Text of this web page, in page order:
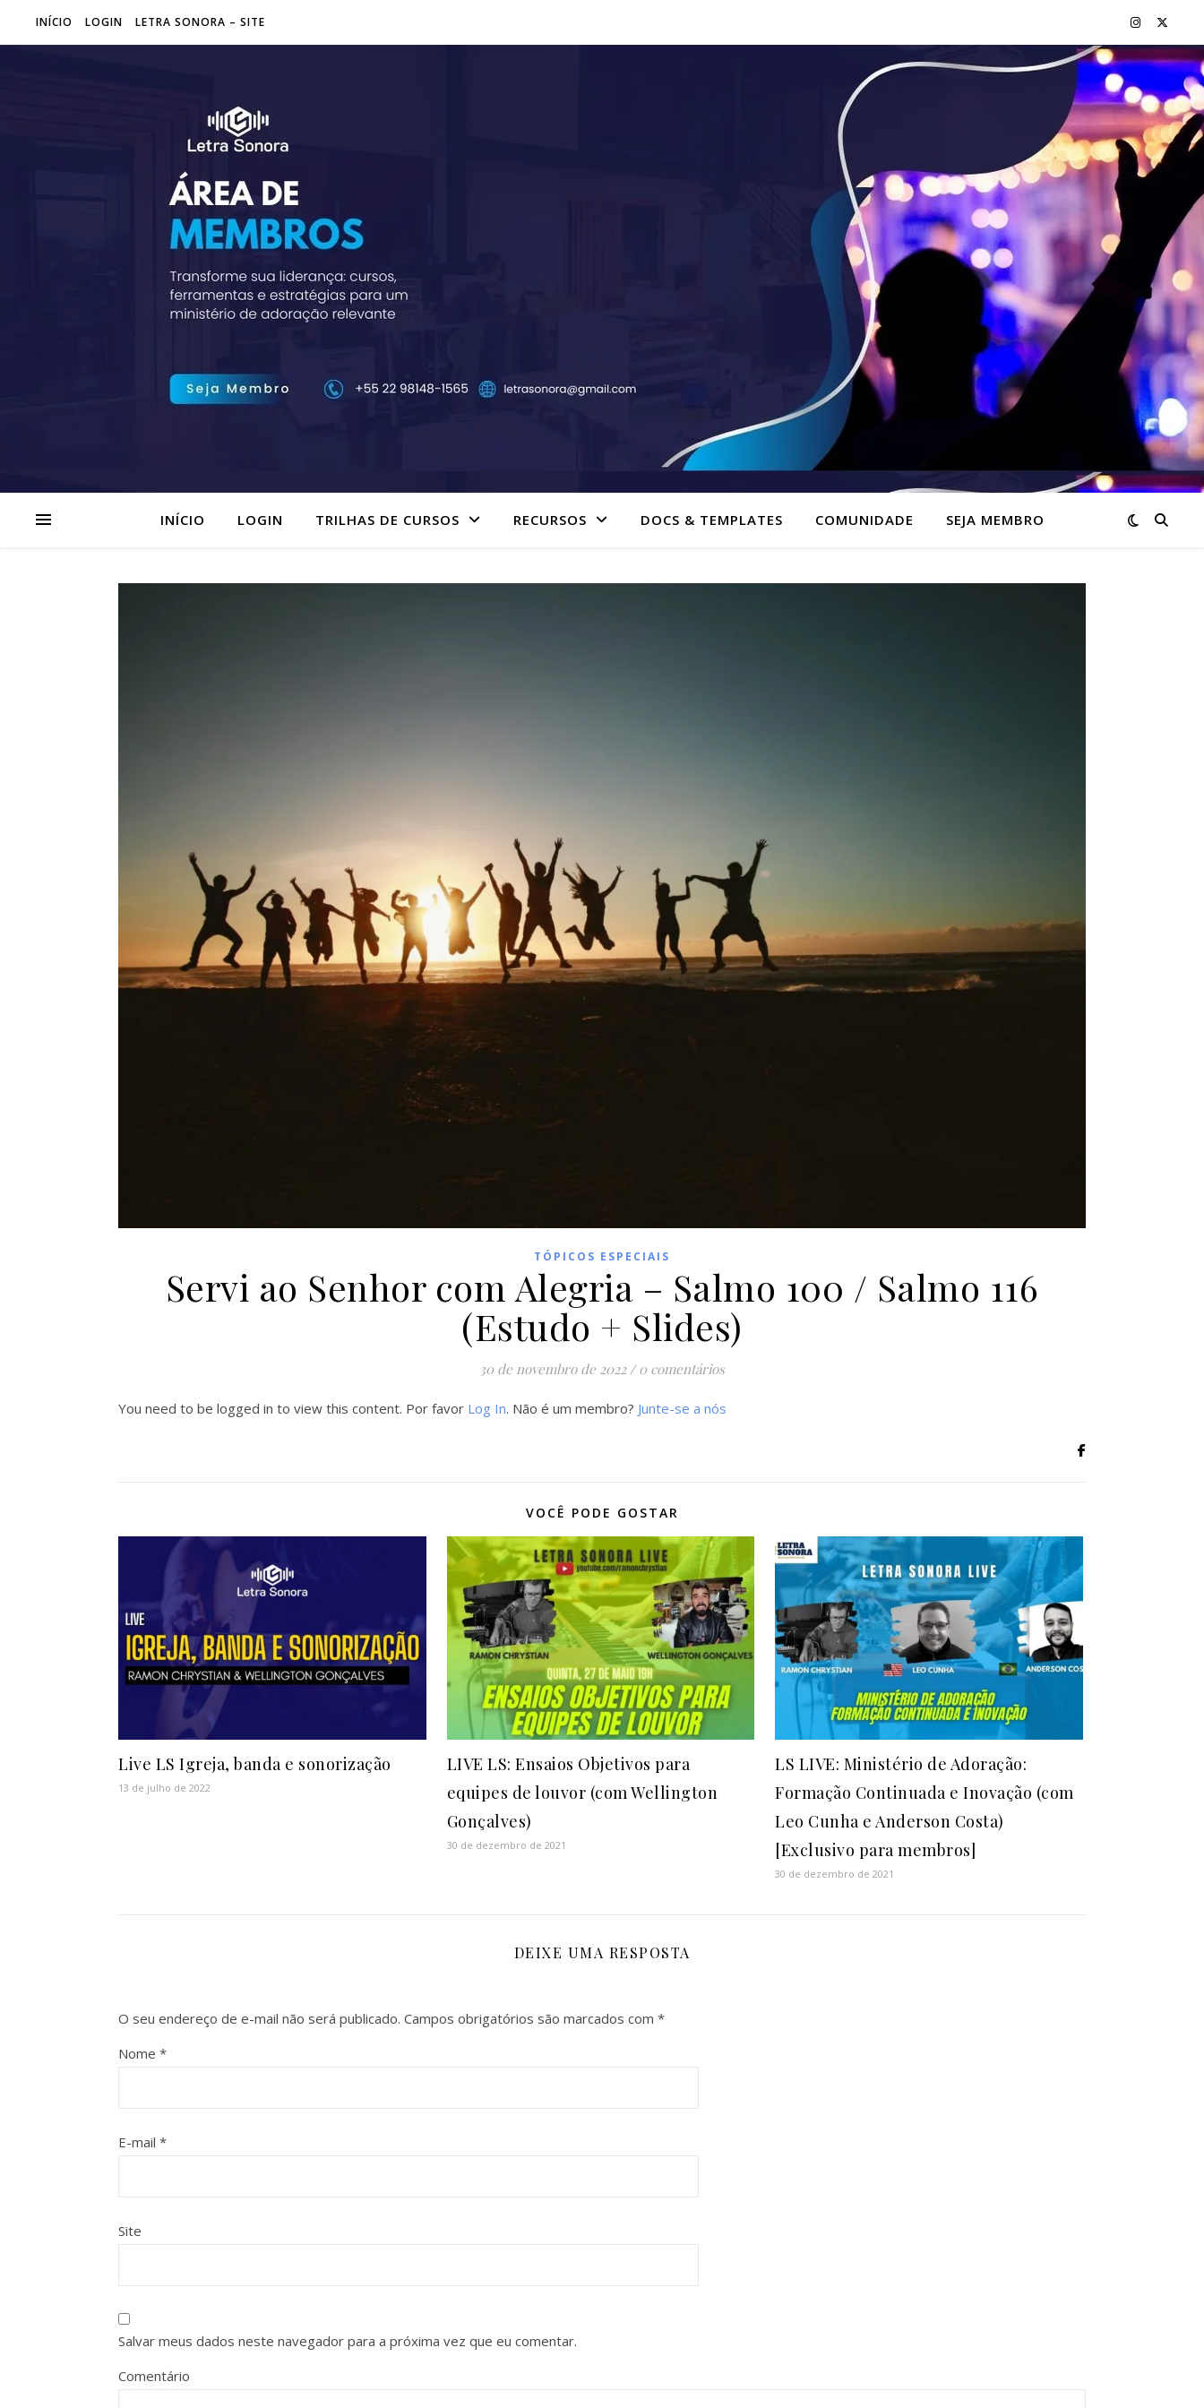
INÍCIO LOGIN LETRA SONORA – SITE
INÍCIO LOGIN TRILHAS DE CURSOS RECURSOS DOCS & TEMPLATES COMUNIDADE SEJA MEMBRO
TÓPICOS ESPECIAIS
Servi ao Senhor com Alegria – Salmo 100 / Salmo 116
(Estudo + Slides)
30 de novembro de 2022 / 0 comentários
You need to be logged in to view this content. Por favor Log In. Não é um membro? Junte-se a nós
VOCÊ PODE GOSTAR
Live LS Igreja, banda e sonorização
13 de julho de 2022
LIVE LS: Ensaios Objetivos para
equipes de louvor (com Wellington
Gonçalves)
30 de dezembro de 2021
LS LIVE: Ministério de Adoração:
Formação Continuada e Inovação (com
Leo Cunha e Anderson Costa)
[Exclusivo para membros]
30 de dezembro de 2021
DEIXE UMA RESPOSTA
O seu endereço de e-mail não será publicado. Campos obrigatórios são marcados com *
Nome *
E-mail *
Site
Salvar meus dados neste navegador para a próxima vez que eu comentar.
Comentário